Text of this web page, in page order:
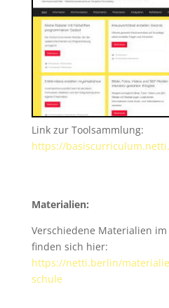
Link zur Toolsammlung:
https://
Materialien:
Verschiedene Materialien
finden sich hier:
https://netti.berlin/
schule